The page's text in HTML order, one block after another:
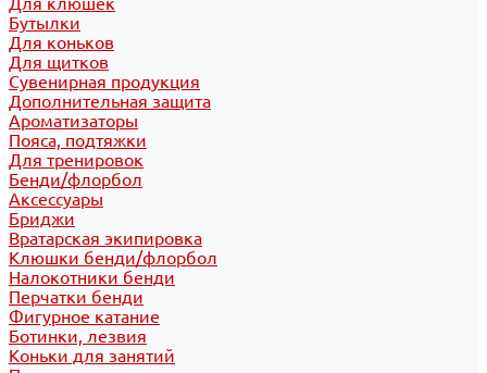
Бутылки
Для коньков
Для щитков
Сувенирная продукция
Дополнительная защита
Ароматизаторы
Пояса, подтяжки
Для тренировок
Бенди/флорбол
Аксессуары
Бриджи
Вратарская экипировка
Клюшки бенди/флорбол
Налокотники бенди
Перчатки бенди
Фигурное катание
Ботинки, лезвия
Коньки для занятий